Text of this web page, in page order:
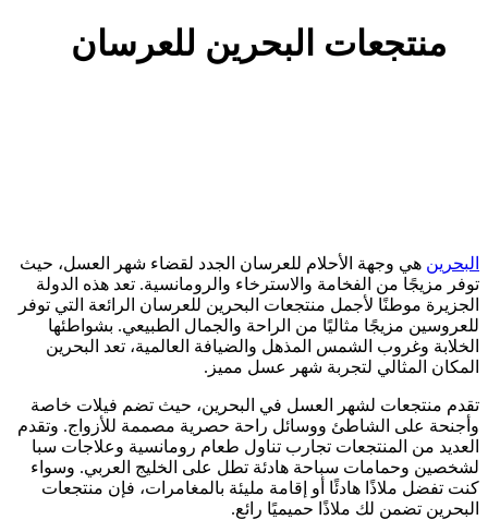
منتجعات البحرين للعرسان
البحرين هي وجهة الأحلام للعرسان الجدد لقضاء شهر العسل، حيث
توفر مزيجًا من الفخامة والاسترخاء والرومانسية. تعد هذه الدولة
الجزيرة موطنًا لأجمل منتجعات البحرين للعرسان الرائعة التي توفر
للعروسين مزيجًا مثاليًا من الراحة والجمال الطبيعي. بشواطئها
الخلابة وغروب الشمس المذهل والضيافة العالمية، تعد البحرين
المكان المثالي لتجربة شهر عسل مميز.
تقدم منتجعات لشهر العسل في البحرين، حيث تضم فيلات خاصة
وأجنحة على الشاطئ ووسائل راحة حصرية مصممة للأزواج. وتقدم
العديد من المنتجعات تجارب تناول طعام رومانسية وعلاجات سبا
لشخصين وحمامات سباحة هادئة تطل على الخليج العربي. وسواء
كنت تفضل ملاذًا هادئًا أو إقامة مليئة بالمغامرات، فإن منتجعات
البحرين تضمن لك ملاذًا حميميًا رائع.